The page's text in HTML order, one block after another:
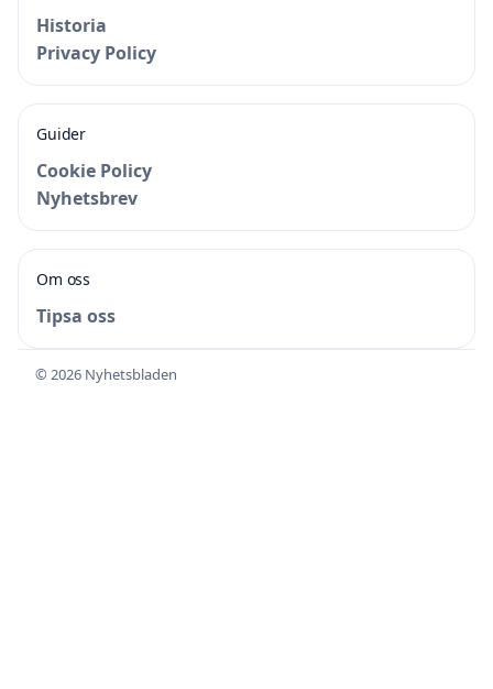
Historia
Privacy Policy
Guider
Cookie Policy
Nyhetsbrev
Om oss
Tipsa oss
© 2026 Nyhetsbladen